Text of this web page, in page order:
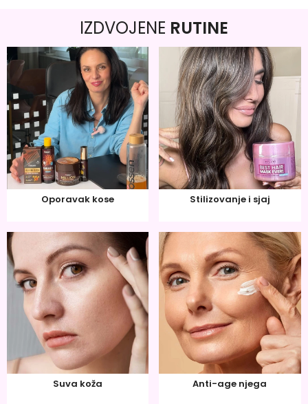
IZDVOJENE RUTINE
Oporavak kose Stilizovanje i sjaj
Suva koža Anti-age njega